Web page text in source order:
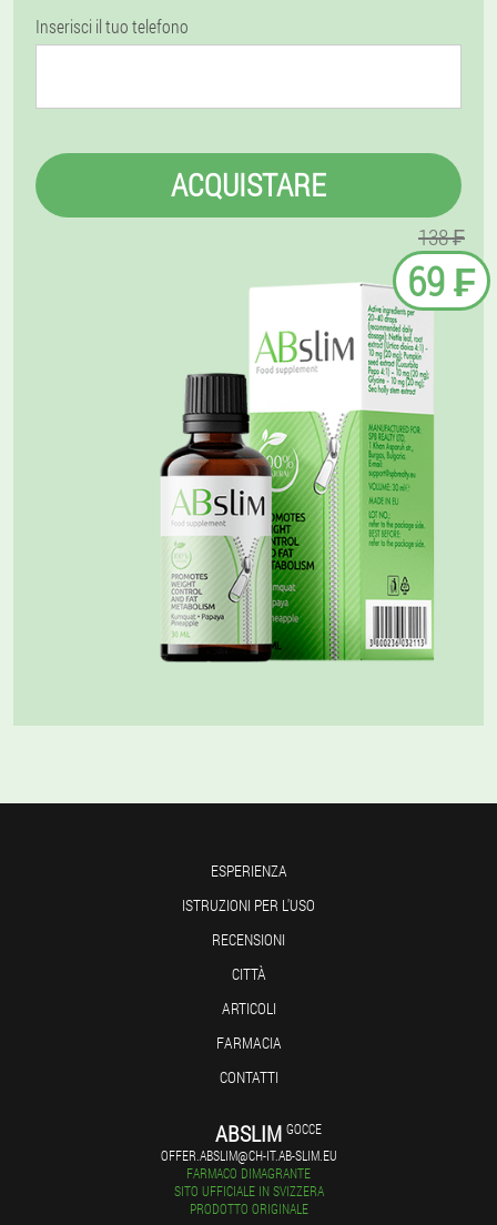
Inserisci il tuo telefono
ACQUISTARE
138 ₣
69 ₣
ESPERIENZA
ISTRUZIONI PER L'USO
RECENSIONI
CITTÀ
ARTICOLI
FARMACIA
CONTATTI
ABSLIM GOCCE
OFFER.ABSLIM@CH-IT.AB-SLIM.EU
FARMACO DIMAGRANTE
SITO UFFICIALE IN SVIZZERA
PRODOTTO ORIGINALE